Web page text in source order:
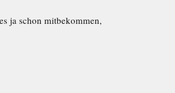
ja schon mitbekommen,